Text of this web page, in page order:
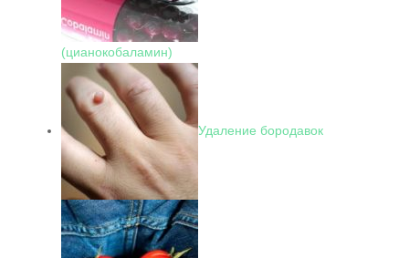
(цианокобаламин)
Удаление бородавок